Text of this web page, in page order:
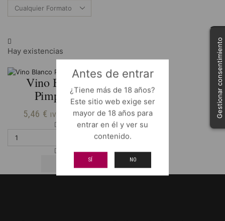
Antes de entrar
¿Tiene más de 18 años?
Este sitio web exige ser
mayor de 18 años para
entrar en él y ver su
contenido.
SÍ NO
Hay existencias
Vino Blanco
Pimpollo
5,46 € IVA Incluido
cantidad
Gestionar consentimiento